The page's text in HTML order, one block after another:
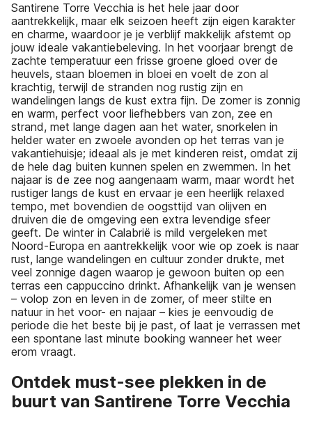
Santirene Torre Vecchia is het hele jaar door
aantrekkelijk, maar elk seizoen heeft zijn eigen karakter
en charme, waardoor je je verblijf makkelijk afstemt op
jouw ideale vakantiebeleving. In het voorjaar brengt de
zachte temperatuur een frisse groene gloed over de
heuvels, staan bloemen in bloei en voelt de zon al
krachtig, terwijl de stranden nog rustig zijn en
wandelingen langs de kust extra fijn. De zomer is zonnig
en warm, perfect voor liefhebbers van zon, zee en
strand, met lange dagen aan het water, snorkelen in
helder water en zwoele avonden op het terras van je
vakantiehuisje; ideaal als je met kinderen reist, omdat zij
de hele dag buiten kunnen spelen en zwemmen. In het
najaar is de zee nog aangenaam warm, maar wordt het
rustiger langs de kust en ervaar je een heerlijk relaxed
tempo, met bovendien de oogsttijd van olijven en
druiven die de omgeving een extra levendige sfeer
geeft. De winter in Calabrië is mild vergeleken met
Noord-Europa en aantrekkelijk voor wie op zoek is naar
rust, lange wandelingen en cultuur zonder drukte, met
veel zonnige dagen waarop je gewoon buiten op een
terras een cappuccino drinkt. Afhankelijk van je wensen
– volop zon en leven in de zomer, of meer stilte en
natuur in het voor- en najaar – kies je eenvoudig de
periode die het beste bij je past, of laat je verrassen met
een spontane last minute booking wanneer het weer
erom vraagt.
Ontdek must-see plekken in de
buurt van Santirene Torre Vecchia